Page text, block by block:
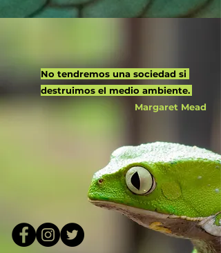
No tendremos una sociedad si
destruimos el medio ambiente.
Margaret Mead